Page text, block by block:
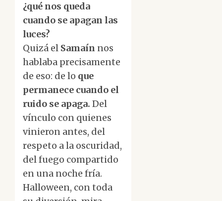
¿qué nos queda
cuando se apagan las
luces?
Quizá el Samaín nos
hablaba precisamente
de eso: de lo que
permanece cuando el
ruido se apaga. Del
vínculo con quienes
vinieron antes, del
respeto a la oscuridad,
del fuego compartido
en una noche fría.
Halloween, con toda